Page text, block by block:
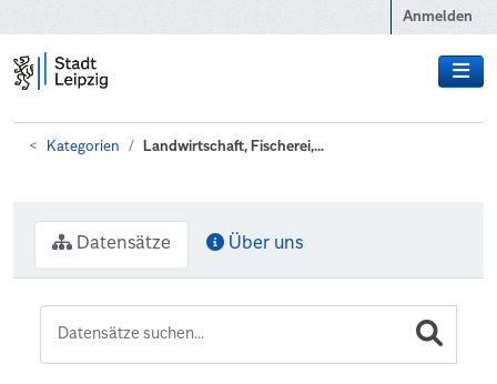
Anmelden
Kategorien Landwirtschaft, Fischerei,...
Datensätze Über uns